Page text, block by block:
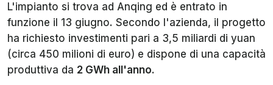
L'impianto si trova ad Anqing ed è entrato in
funzione il 13 giugno. Secondo l'azienda, il progetto
ha richiesto investimenti pari a 3,5 miliardi di yuan
(circa 450 milioni di euro) e dispone di una capacità
produttiva da 2 GWh all'anno.